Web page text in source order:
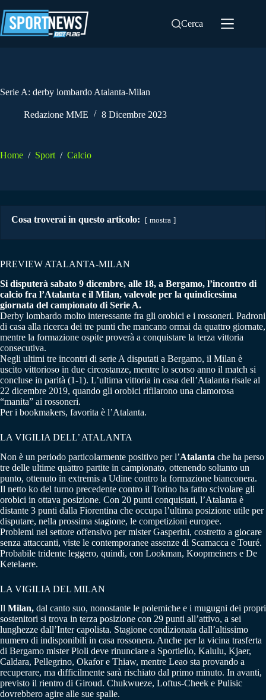
al
contenuto
Cerca
Serie A: derby lombardo Atalanta-Milan
Redazione MME 8 Dicembre 2023
Home / Sport / Calcio
Cosa troverai in questo articolo: mostra
PREVIEW ATALANTA-MILAN
Si disputerà sabato 9 dicembre, alle 18, a Bergamo, l’incontro di
calcio fra l’Atalanta e il Milan, valevole per la quindicesima
giornata del campionato di Serie A.
Derby lombardo molto interessante fra gli orobici e i rossoneri. Padroni
di casa alla ricerca dei tre punti che mancano ormai da quattro giornate,
mentre la formazione ospite proverà a conquistare la terza vittoria
consecutiva.
Negli ultimi tre incontri di serie A disputati a Bergamo, il Milan è
uscito vittorioso in due circostanze, mentre lo scorso anno il match si
concluse in parità (1-1). L’ultima vittoria in casa dell’Atalanta risale al
22 dicembre 2019, quando gli orobici rifilarono una clamorosa
“manita” ai rossoneri.
Per i bookmakers, favorita è l’Atalanta.
LA VIGILIA DELL’ ATALANTA
Non è un periodo particolarmente positivo per l’Atalanta che ha perso
tre delle ultime quattro partite in campionato, ottenendo soltanto un
punto, ottenuto in extremis a Udine contro la formazione bianconera.
Il netto ko del turno precedente contro il Torino ha fatto scivolare gli
orobici in ottava posizione. Con 20 punti conquistati, l’Atalanta è
distante 3 punti dalla Fiorentina che occupa l’ultima posizione utile per
disputare, nella prossima stagione, le competizioni europee.
Problemi nel settore offensivo per mister Gasperini, costretto a giocare
senza attaccanti, viste le contemporanee assenze di Scamacca e Touré.
Probabile tridente leggero, quindi, con Lookman, Koopmeiners e De
Ketelaere.
LA VIGILIA DEL MILAN
Il Milan, dal canto suo, nonostante le polemiche e i mugugni dei propri
sostenitori si trova in terza posizione con 29 punti all’attivo, a sei
lunghezze dall’Inter capolista. Stagione condizionata dall’altissimo
numero di indisponibili in casa rossonera. Anche per la vicina trasferta
di Bergamo mister Pioli deve rinunciare a Sportiello, Kalulu, Kjaer,
Caldara, Pellegrino, Okafor e Thiaw, mentre Leao sta provando a
recuperare, ma difficilmente sarà rischiato dal primo minuto. In avanti,
previsto il rientro di Giroud. Chukwueze, Loftus-Cheek e Pulisic
dovrebbero agire alle sue spalle.